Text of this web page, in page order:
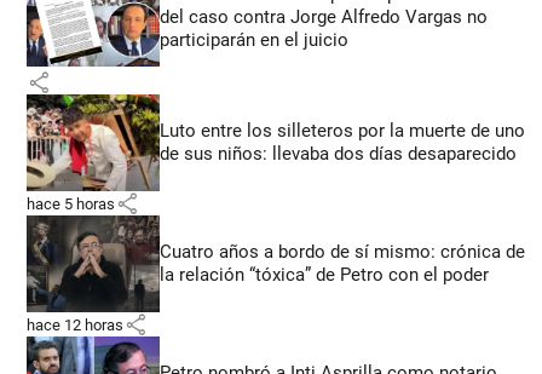
del caso contra Jorge Alfredo Vargas no
participarán en el juicio
share
Luto entre los silleteros por la muerte de uno
de sus niños: llevaba dos días desaparecido
hace 5 horas share
Cuatro años a bordo de sí mismo: crónica de
la relación “tóxica” de Petro con el poder
hace 12 horas share